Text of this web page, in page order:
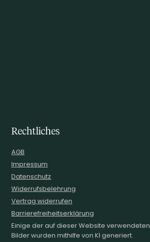
Rechtliches
AGB
Impressum
Datenschutz
Widerrufsbelehrung
Vertrag widerrufen
Barrierefreiheitserklärung
Einige der auf dieser Website verwendeten
Bilder wurden mithilfe von KI generiert.